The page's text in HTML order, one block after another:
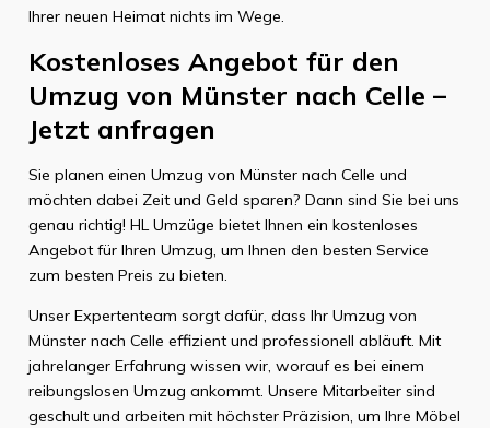
Ihrer neuen Heimat nichts im Wege.
Kostenloses Angebot für den
Umzug von Münster nach Celle –
Jetzt anfragen
Sie planen einen Umzug von Münster nach Celle und
möchten dabei Zeit und Geld sparen? Dann sind Sie bei uns
genau richtig! HL Umzüge bietet Ihnen ein kostenloses
Angebot für Ihren Umzug, um Ihnen den besten Service
zum besten Preis zu bieten.
Unser Expertenteam sorgt dafür, dass Ihr Umzug von
Münster nach Celle effizient und professionell abläuft. Mit
jahrelanger Erfahrung wissen wir, worauf es bei einem
reibungslosen Umzug ankommt. Unsere Mitarbeiter sind
geschult und arbeiten mit höchster Präzision, um Ihre Möbel